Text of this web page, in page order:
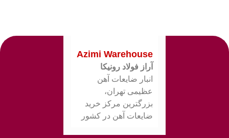
Azimi Warehouse
آراز فولاد رونیکا
انبار ضایعات آهن
عظیمی تهران،
بزرگترین مرکز خرید
ضایعات آهن در کشور